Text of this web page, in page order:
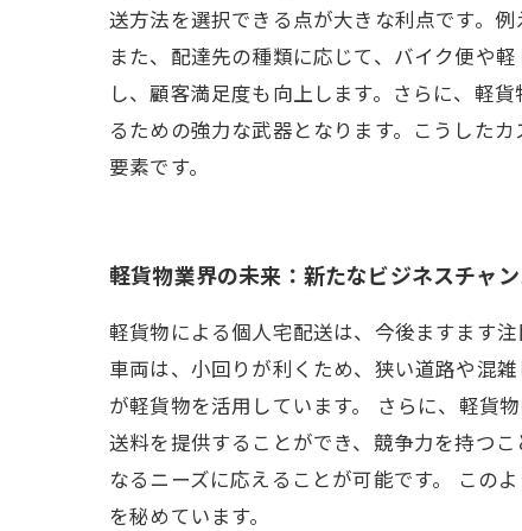
送方法を選択できる点が大きな利点です。
また、配達先の種類に応じて、バイク便や
し、顧客満足度も向上します。さらに、軽
るための強力な武器となります。こうした
要素です。
軽貨物業界の未来：新たなビジネスチャ
軽貨物による個人宅配送は、今後ますます
車両は、小回りが利くため、狭い道路や混
が軽貨物を活用しています。 さらに、軽貨
送料を提供することができ、競争力を持つ
なるニーズに応えることが可能です。 この
を秘めています。